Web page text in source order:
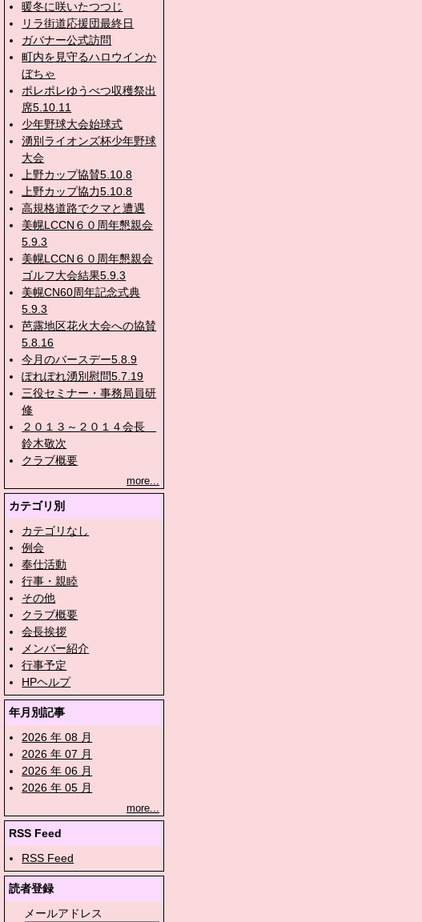
暖冬に咲いたつつじ
リラ街道応援団最終日
ガバナー公式訪問
町内を見守るハロウインか
ぼちゃ
ポレポレゆうべつ収穫祭出
席5.10.11
少年野球大会始球式
湧別ライオンズ杯少年野球
大会
上野カップ協賛5.10.8
上野カップ協力5.10.8
高規格道路でクマと遭遇
美幌LCCN６０周年懇親会
5.9.3
美幌LCCN６０周年懇親会
ゴルフ大会結果5.9.3
美幌CN60周年記念式典
5.9.3
芭露地区花火大会への協賛
5.8.16
今月のバースデー5.8.9
ぽれぽれ湧別慰問5.7.19
三役セミナー・事務局員研
修
２０１３～２０１４会長
鈴木敬次
クラブ概要
more...
カテゴリ別
カテゴリなし
例会
奉仕活動
行事・親睦
その他
クラブ概要
会長挨拶
メンバー紹介
行事予定
HPヘルプ
年月別記事
2026 年 08 月
2026 年 07 月
2026 年 06 月
2026 年 05 月
more...
RSS Feed
RSS Feed
読者登録
メールアドレス